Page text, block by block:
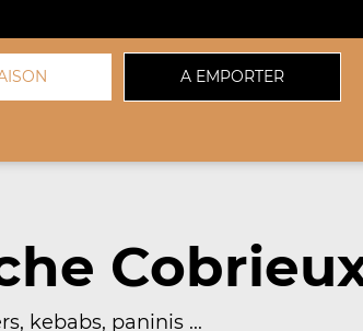
A EMPORTER
kebabs, paninis ...